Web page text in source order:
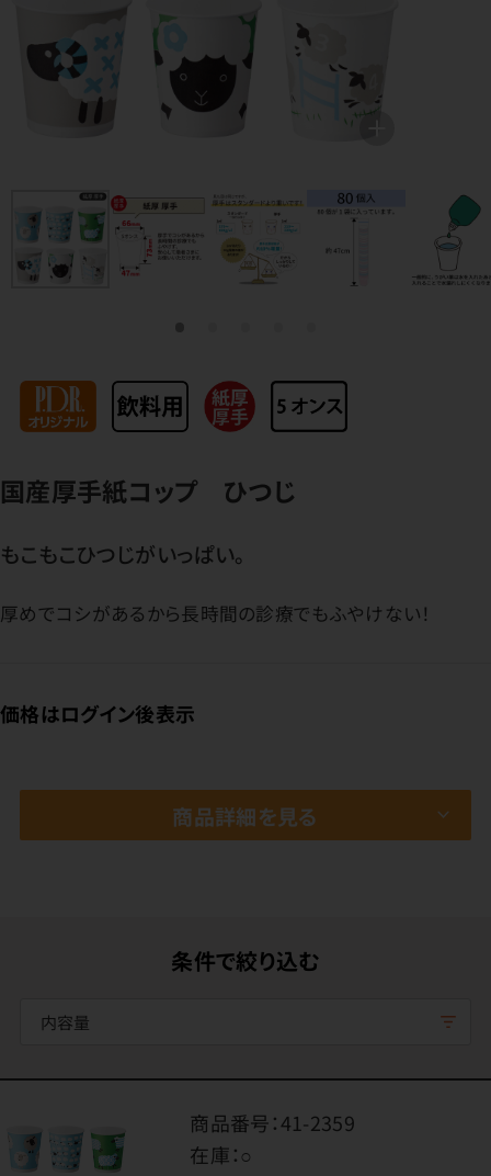
国産厚手紙コップ ひつじ
もこもこひつじがいっぱい。
厚めでコシがあるから長時間の診療でもふやけない！
価格はログイン後表示
商品詳細を見る
条件で絞り込む
内容量
商品番号：41-2359
在庫：○